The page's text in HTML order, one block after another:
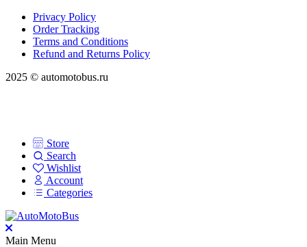
Privacy Policy
Order Tracking
Terms and Conditions
Refund and Returns Policy
2025 © automotobus.ru
Store
Search
Wishlist
Account
Categories
Main Menu